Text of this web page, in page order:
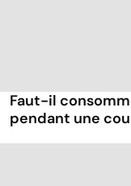
Faut-il
pendant une